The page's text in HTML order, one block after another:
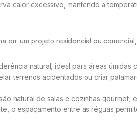
calor excessivo, mantendo a
em um projeto residencial ou
natural, ideal para áreas úmidas
terrenos acidentados ou criar
natural de salas e cozinhas
o espaçamento entre as réguas